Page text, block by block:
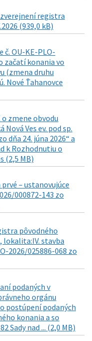
zverejnení registra
(939,0 kB)
č. OU-KE-PLO-
začatí konania vo
(zmena druhu
Nové Ťahanovce
o zmene obvodu
Ves ev. pod sp.
dňa 24. júna 2026“ a
k Rozhodnutiu o
(2,5 MB)
prvé – ustanovujúce
000872-143 zo
pôvodného
lokalita:IV. stavba
2026/025886-068 zo
podaných v
orgánu
postúpení podaných
konania a so
Sady nad ... (2,0 MB)